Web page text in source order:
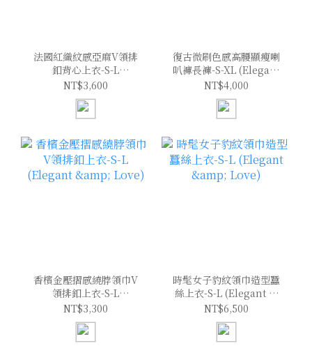
法國紅織紋感亞麻V領排
釦背心上衣-S-L
(Elegant & Love)
NT$3,600
復古微刷色感高腰顯瘦喇
叭褲長褲-S-XL (Elegant
& Love)
NT$4,000
香檳金壓摺感繞脖領巾V
領排釦上衣-S-L
(Elegant & Love)
NT$3,300
時髦女子豹紋領巾造型蠶
絲上衣-S-L (Elegant &
Love)
NT$6,500